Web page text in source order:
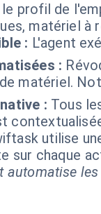
profil de
matériel à
: L'agent
:
matériel.
: Tous
utilise
sur chaque
automatise